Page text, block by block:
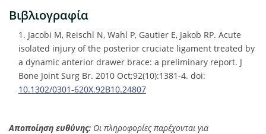
Βιβλιογραφία
1. Jacobi M, Reischl N, Wahl P, Gautier E, Jakob RP. Acute
isolated injury of the posterior cruciate ligament treated by
a dynamic anterior drawer brace: a preliminary report. J
Bone Joint Surg Br. 2010 Oct;92(10):1381-4. doi:
10.1302/0301-620X.92B10.24807
Αποποίηση ευθύνης: Οι πληροφορίες παρέχονται για